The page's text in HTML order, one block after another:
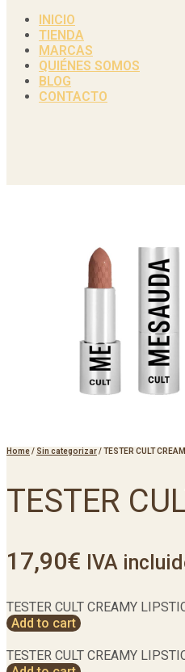
INICIO
TIENDA
MARCAS
QUIÉNES SOMOS
BLOG
CONTACTO
Home/ Sin categorizar/TESTER CULT
TESTER
17,90€ IVA
TESTER CULT CREAMY
Add to cart
TESTER CULT CREAMY